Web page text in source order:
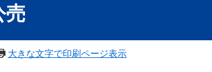
売
大きな文字で印刷ページ表示